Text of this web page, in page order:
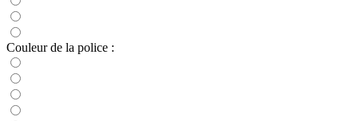
Couleur de la police :